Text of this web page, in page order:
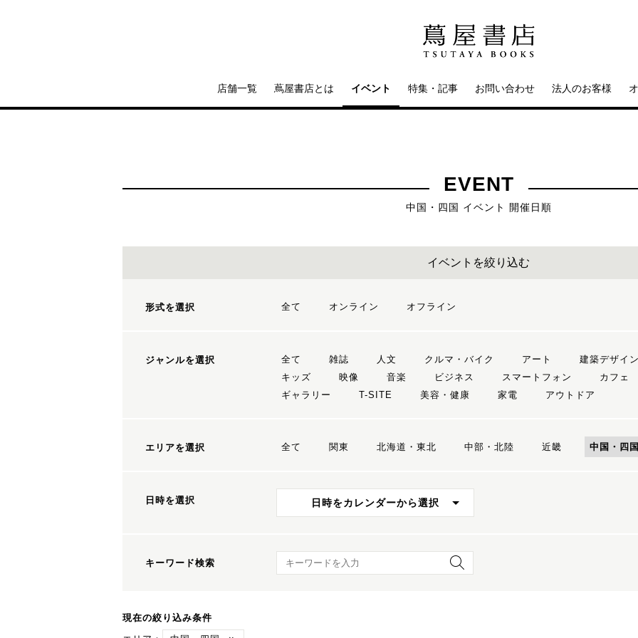
店舗一覧 蔦屋書店とは イベント 特集・記事 お問い合わせ 法人のお客様
EVENT
中国・四国 イベント 開催日順
イベントを絞り込む
形式を選択 全て オンライン オフライン
ジャンルを選択 全て 雑誌 人文 クルマ・バイク アート 建築デザイン
キッズ
映像 音楽 ビジネス スマートフォン カフェ
ギャラリー
T-SITE 美容・健康 家電 アウトドア
エリアを選択 全て 関東 北海道・東北 中部・北陸 近畿 中国・四国
日時を選択 日時をカレンダーから選択
キーワード検索 キーワード検索
現在の絞り込み条件